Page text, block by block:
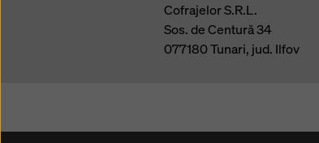
Cofrajelor S.R.L.
Sos. de Centură 34
077180Tunari, jud. Ilfov